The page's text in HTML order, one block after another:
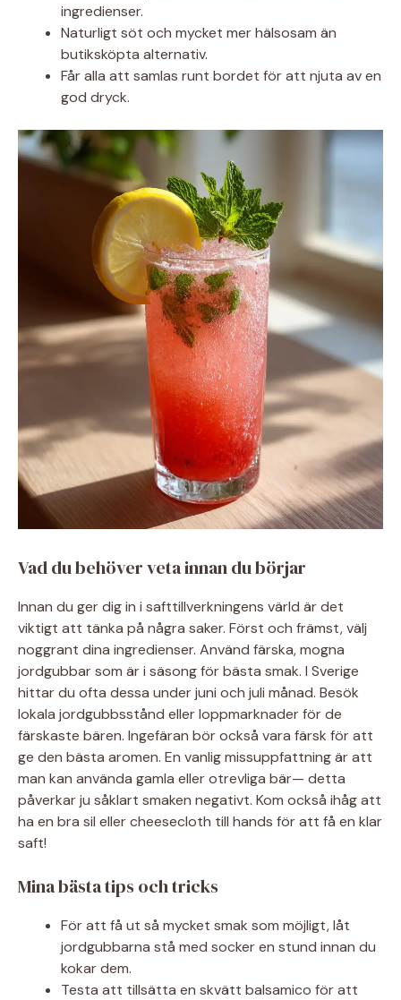
ingredienser.
Naturligt söt och mycket mer hälsosam än
butiksköpta alternativ.
Får alla att samlas runt bordet för att njuta av en
god dryck.
Vad du behöver veta innan du börjar
Innan du ger dig in i safttillverkningens värld är det
viktigt att tänka på några saker. Först och främst, välj
noggrant dina ingredienser. Använd färska, mogna
jordgubbar som är i säsong för bästa smak. I Sverige
hittar du ofta dessa under juni och juli månad. Besök
lokala jordgubbsstånd eller loppmarknader för de
färskaste bären. Ingefäran bör också vara färsk för att
ge den bästa aromen. En vanlig missuppfattning är att
man kan använda gamla eller otrevliga bär— detta
påverkar ju såklart smaken negativt. Kom också ihåg att
ha en bra sil eller cheesecloth till hands för att få en klar
saft!
Mina bästa tips och tricks
För att få ut så mycket smak som möjligt, låt
jordgubbarna stå med socker en stund innan du
kokar dem.
Testa att tillsätta en skvätt balsamico för att